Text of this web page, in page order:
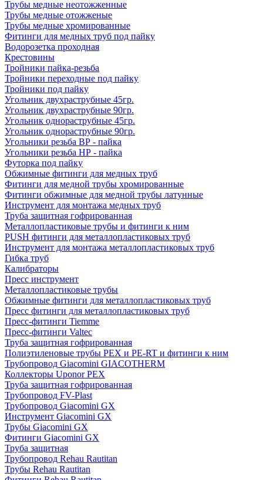
Трубы медные неотожженные
Трубы медные отожженые
Трубы медные хромированные
Фитинги для медных труб под пайку
Водорозетка проходная
Крестовины
Тройники пайка-резьба
Тройники переходные под пайку
Тройники под пайку
Угольник двухраструбные 45гр.
Угольник двухраструбные 90гр.
Угольник однораструбные 45гр.
Угольник однораструбные 90гр.
Угольники резьба ВР - пайка
Угольники резьба НР - пайка
Футорка под пайку
Обжимные фитинги для медных труб
Фитинги для медной трубы хромированные
Фитинги обжимные для медной трубы латунные
Инструмент для монтажа медных труб
Труба защитная гофрированная
Металлопластиковые трубы и фитинги к ним
PUSH фитинги для металлопластиковых труб
Инструмент для монтажа металлопластиковых труб
Гибка труб
Калибраторы
Пресс инструмент
Металлопластиковые трубы
Обжимные фитинги для металлопластиковых труб
Пресс фитинги для металлопластиковых труб
Пресс-фитинги Tiemme
Пресс-фитинги Valtec
Труба защитная гофрированная
Полиэтиленовые трубы PEX и PE-RT и фитинги к ним
Трубопровод Giacomini GIACOTHERM
Коллекторы Uponor PEX
Труба защитная гофрированная
Трубопровод FV-Plast
Трубопровод Giacomini GX
Инструмент Giacomini GX
Трубы Giacomini GX
Фитинги Giacomini GX
Труба защитная
Трубопровод Rehau Rautitan
Трубы Rehau Rautitan